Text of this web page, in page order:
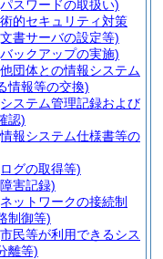
スワードの取扱い)
的セキュリティ対策
書サーバの設定等)
ックアップの実施)
団体との情報システム
情報等の交換)
ステム管理記録および
認)
報システム仕様書等の
グの取得等)
害記録)
ットワークの接続制
制御等)
民等が利用できるシス
離等)